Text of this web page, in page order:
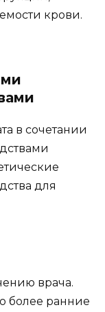
крови.
в сочетании
для
врача.
более ранние